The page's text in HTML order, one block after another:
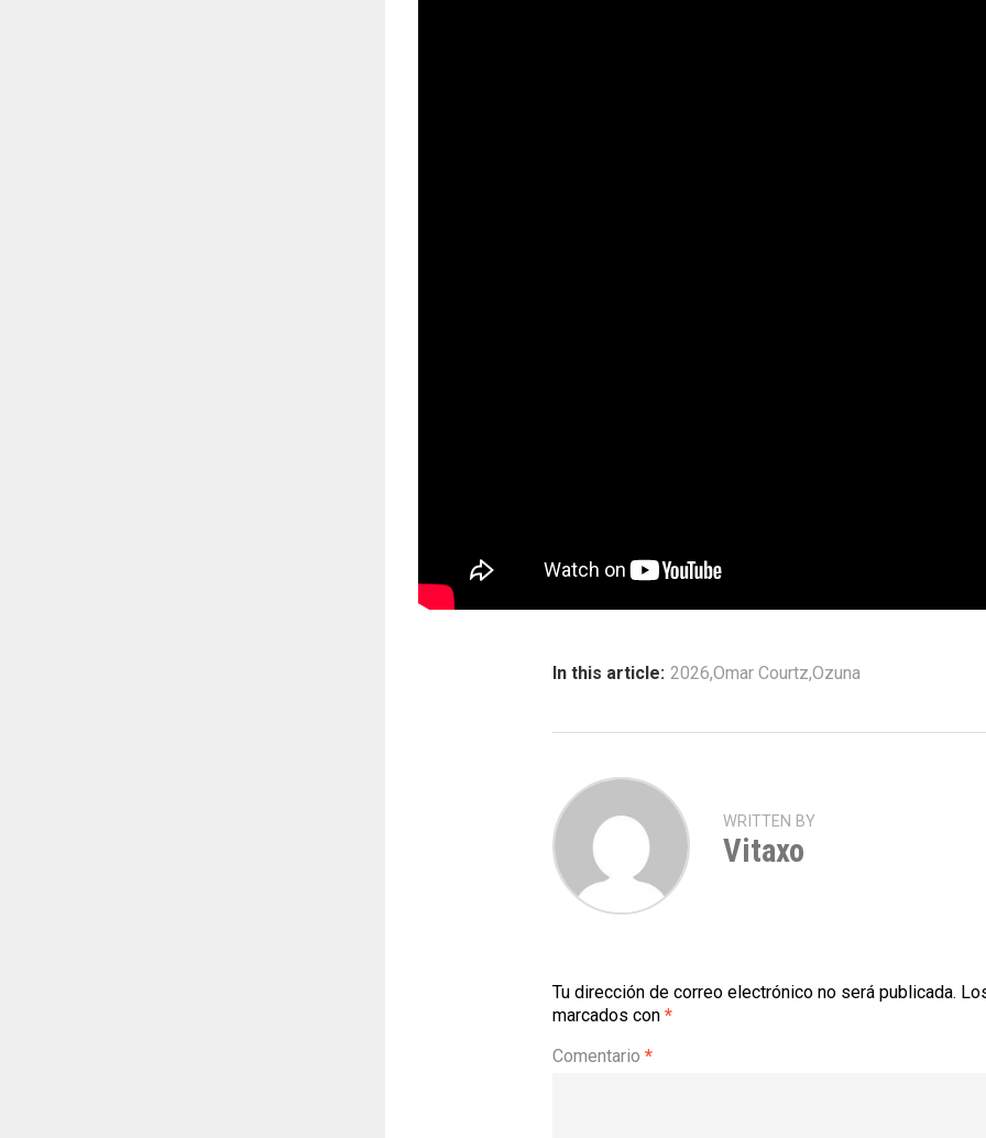
In this article: 2026,Omar Courtz,Ozuna
WRITTEN BY
Vitaxo
Tu dirección de correo electrónico no será publicada.
marcados con *
Comentario *